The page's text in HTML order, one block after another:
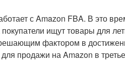
с Amazon FBA. В это
ищут товары для
фактором в
продажи на Amazon в